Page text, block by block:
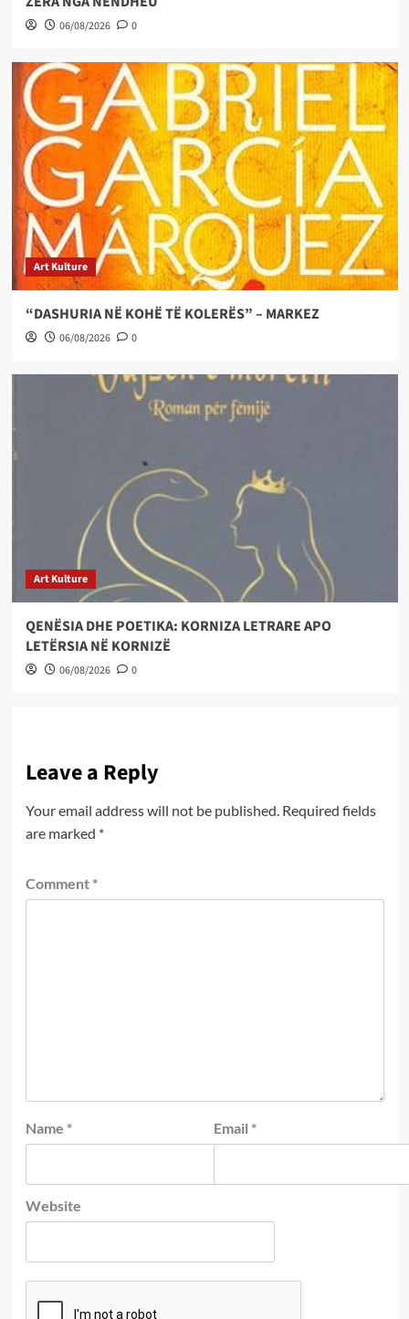
06/08/2026 0
Art Kulture
“DASHURIA NË KOHË TË KOLERËS” – MARKEZ
06/08/2026 0
Art Kulture
QENËSIA DHE POETIKA: KORNIZA LETRARE APO
LETËRSIA NË KORNIZË
06/08/2026 0
Leave a Reply
Your email address will not be published. Required fields
are marked *
Comment *
Name * Email *
Website